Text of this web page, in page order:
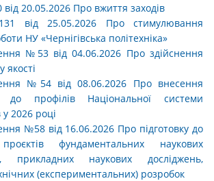
20.05.2026 Про вжиття заходів
від 25.05.2026 Про стимулювання
НУ «Чернігівська політехніка»
№53 від 04.06.2026 Про здійснення
якості
№54 від 08.06.2026 Про внесення
до профілів Національної системи
у 2026 році
№58 від 16.06.2026 Про підготовку до
фундаментальних наукових
прикладних наукових досліджень,
(експериментальних) розробок